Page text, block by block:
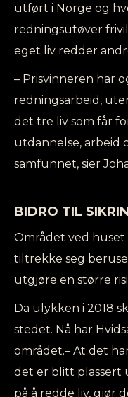
utført i Norge og
redningsutøver
eget liv redder
– Prisvinneren har
redningsarbeid,
det tre liv som får
utdannelse, arbeid
samfunnet, sier
BIDRO TIL
Området ved huset
tiltrekke seg
utgjøre en større
Da ulykken i 2018
stedet. Nå har
området.– At det
det er blitt plassert
på å redde liv, gjør